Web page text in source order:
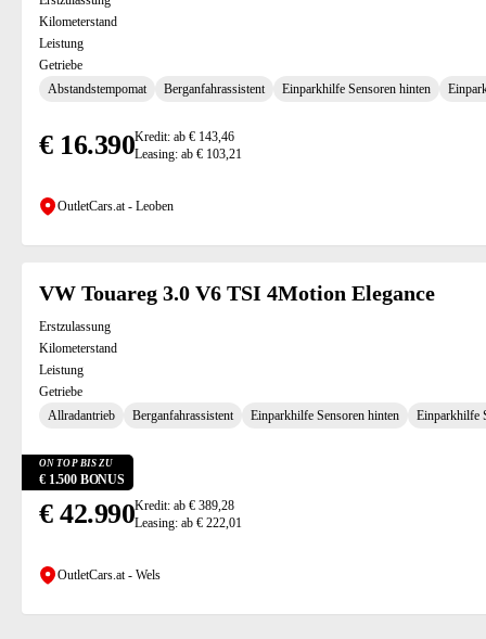
Kilometerstand
Leistung
Getriebe
Abstandstempomat
Berganfahrassistent Einparkhilfe Sensoren hinten
€ 16.390Kredit: ab € 143,46
Leasing: ab € 103,21
OutletCars.at - Leoben
VW Touareg 3.0 V6 TSI 4Motion Elegance
Erstzulassung
Kilometerstand
Leistung
Getriebe
Allradantrieb
Berganfahrassistent Einparkhilfe Sensoren hinten Einparkhilfe
ON TOP BIS ZU
€ 1.500 BONUS
€ 42.990Kredit: ab € 389,28
Leasing: ab € 222,01
OutletCars.at - Wels